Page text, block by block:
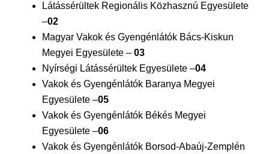
Látássérültek Regionális Közhasznú Egyesülete
–02
Magyar Vakok és Gyengénlátók Bács-Kiskun
Megyei Egyesülete – 03
Nyírségi Látássérültek Egyesülete –04
Vakok és Gyengénlátók Baranya Megyei
Egyesülete –05
Vakok és Gyengénlátók Békés Megyei
Egyesülete –06
Vakok és Gyengénlátók Borsod-Abaúj-Zemplén